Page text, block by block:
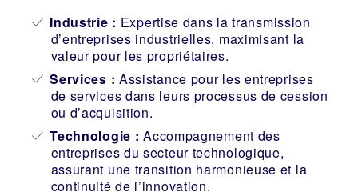
Industrie : Expertise dans la transmission
d’entreprises industrielles, maximisant la
valeur pour les propriétaires.
Services : Assistance pour les entreprises
de services dans leurs processus de cession
ou d’acquisition.
Technologie : Accompagnement des
entreprises du secteur technologique,
assurant une transition harmonieuse et la
continuité de l’innovation.